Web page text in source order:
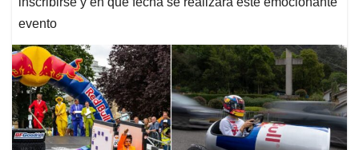
evento